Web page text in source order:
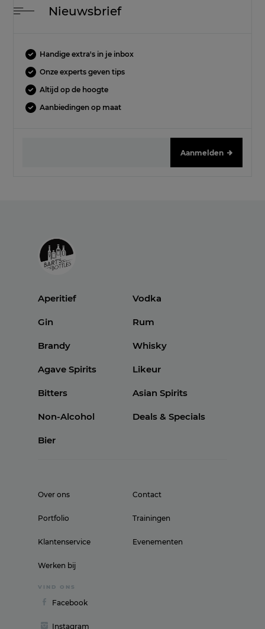
Nieuwsbrief
Handige extra's in je inbox
Onze experts geven tips
Altijd op de hoogte
Aanbiedingen op maat
Aanmelden
Aperitief Vodka
Gin Rum
Brandy Whisky
Agave Spirits Likeur
Bitters Asian Spirits
Non-Alcohol Deals & Specials
Bier
Over ons
Portfolio
Klantenservice
Werken bij
Contact
Trainingen
Evenementen
VIND ONS
Facebook
Instagram